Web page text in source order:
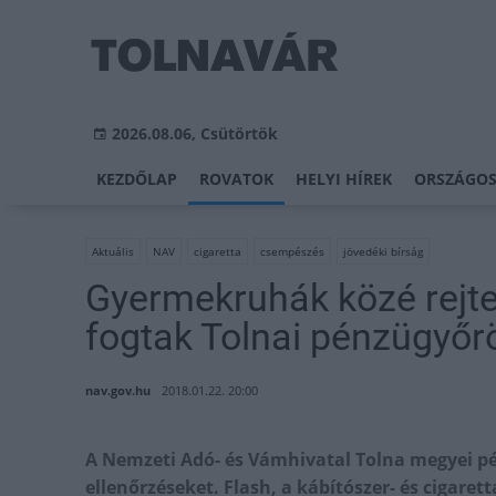
2026.08.06, Csütörtök
KEZDŐLAP ROVATOK HELYI HÍREK
Aktuális NAV cigaretta csempészés jövedéki bírság
Gyermekruhák közé
fogtak Tolnai
nav.gov.hu 2018.01.22. 20:00
A Nemzeti Adó- és Vámhivatal Tolna megyei
ellenőrzéseket. Flash, a kábítószer- és